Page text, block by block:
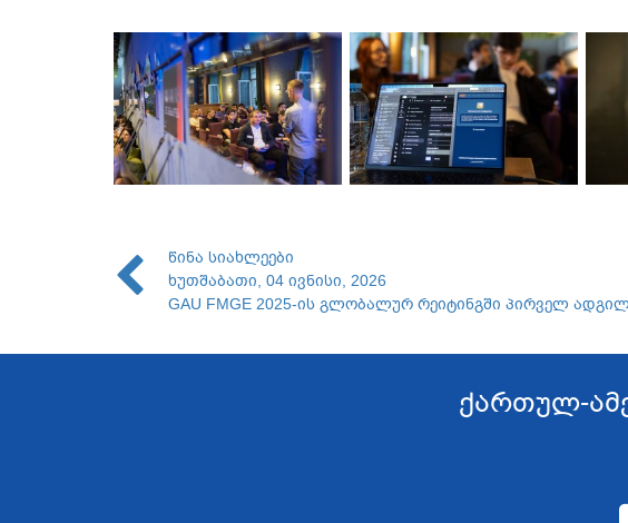
წინა სიახლეები
ხუთშაბათი, 04 ივნისი, 2026
GAU FMGE 2025-ის გლობალურ რეიტინგში პირველ
ქართულ-